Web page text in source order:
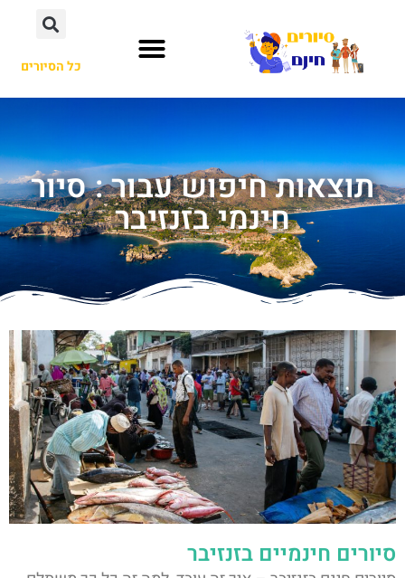
כל הסיורים
תוצאות חיפוש עבור : סיור
חינמי בזנזיבר
סיורים חינמיים בזנזיבר